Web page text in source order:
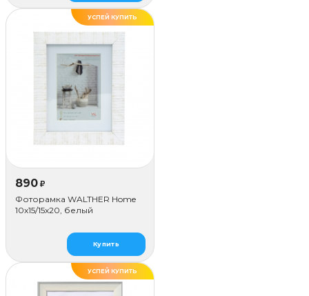
УСПЕЙ КУПИТЬ
890 ₽
Фоторамка WALTHER Home
10x15/15х20, белый
Купить
УСПЕЙ КУПИТЬ